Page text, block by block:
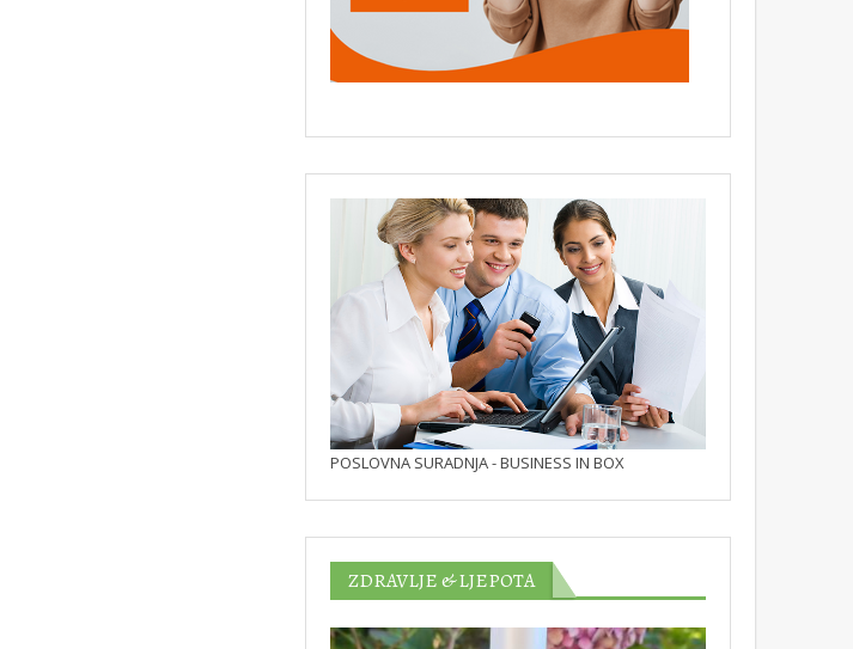
POSLOVNA SURADNJA - BUSINESS IN BOX
ZDRAVLJE & LJEPOTA